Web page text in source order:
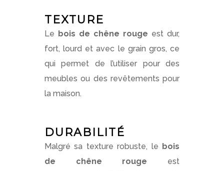
TEXTURE
Le bois de chêne rouge est dur,
fort, lourd et avec le grain gros, ce
qui permet de l’utiliser pour des
meubles ou des revêtements pour
la maison.
DURABILITÉ
Malgré sa texture robuste, le bois
de chêne rouge est